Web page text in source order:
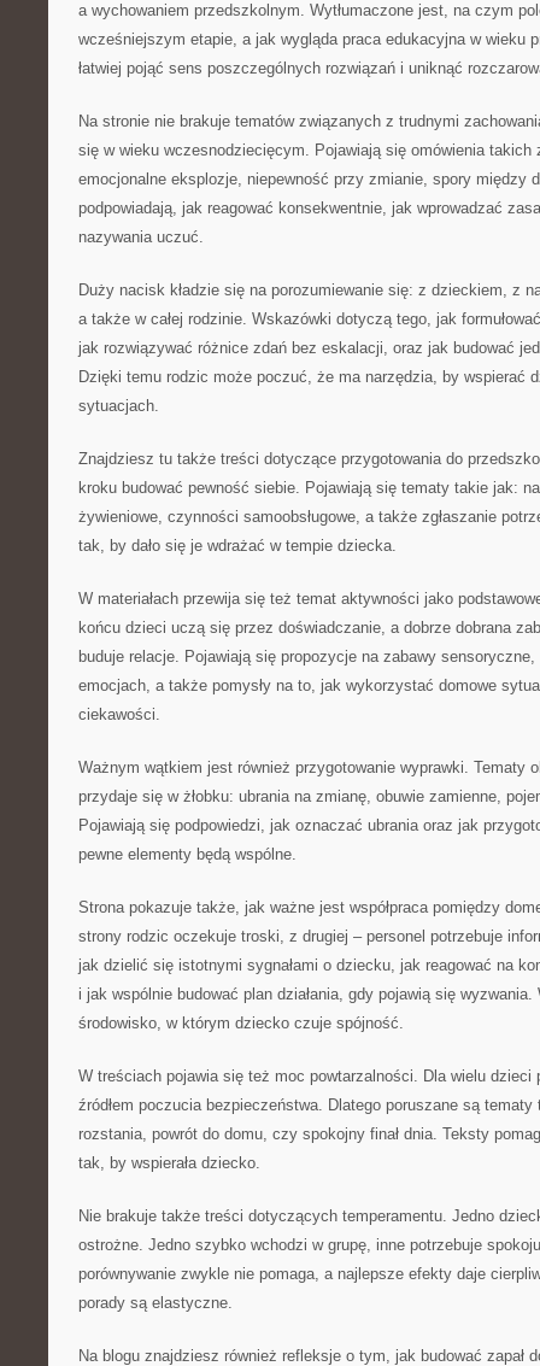
a wychowaniem przedszkolnym. Wytłumaczone jest, na czym
wcześniejszym etapie, a jak wygląda praca edukacyjna w wieku
łatwiej pojąć sens poszczególnych rozwiązań i uniknąć
Na stronie nie brakuje tematów związanych z trudnymi
się w wieku wczesnodziecięcym. Pojawiają się omówienia takich
emocjonalne eksplozje, niepewność przy zmianie, spory między
podpowiadają, jak reagować konsekwentnie, jak wprowadzać
nazywania uczuć.
Duży nacisk kładzie się na porozumiewanie się: z dzieckiem, z
a także w całej rodzinie. Wskazówki dotyczą tego, jak
jak rozwiązywać różnice zdań bez eskalacji, oraz jak budować
Dzięki temu rodzic może poczuć, że ma narzędzia, by wspierać
sytuacjach.
Znajdziesz tu także treści dotyczące przygotowania do
kroku budować pewność siebie. Pojawiają się tematy takie jak:
żywieniowe, czynności samoobsługowe, a także zgłaszanie
tak, by dało się je wdrażać w tempie dziecka.
W materiałach przewija się też temat aktywności jako
końcu dzieci uczą się przez doświadczanie, a dobrze dobrana
buduje relacje. Pojawiają się propozycje na zabawy
emocjach, a także pomysły na to, jak wykorzystać domowe
ciekawości.
Ważnym wątkiem jest również przygotowanie wyprawki. Tematy
przydaje się w żłobku: ubrania na zmianę, obuwie zamienne,
Pojawiają się podpowiedzi, jak oznaczać ubrania oraz jak
pewne elementy będą wspólne.
Strona pokazuje także, jak ważne jest współpraca pomiędzy
strony rodzic oczekuje troski, z drugiej – personel potrzebuje
jak dzielić się istotnymi sygnałami o dziecku, jak reagować na
i jak wspólnie budować plan działania, gdy pojawią się
środowisko, w którym dziecko czuje spójność.
W treściach pojawia się też moc powtarzalności. Dla wielu dzieci
źródłem poczucia bezpieczeństwa. Dlatego poruszane są tematy
rozstania, powrót do domu, czy spokojny finał dnia. Teksty
tak, by wspierała dziecko.
Nie brakuje także treści dotyczących temperamentu. Jedno
ostrożne. Jedno szybko wchodzi w grupę, inne potrzebuje
porównywanie zwykle nie pomaga, a najlepsze efekty daje
porady są elastyczne.
Na blogu znajdziesz również refleksje o tym, jak budować zapał